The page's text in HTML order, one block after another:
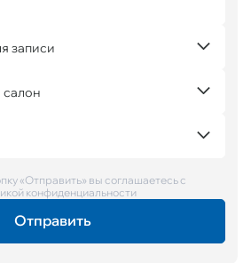
записи
«Отправить» вы соглашаетесь с
конфиденциальности